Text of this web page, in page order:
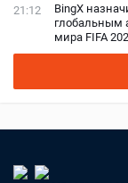
21:12
BingX
глобальным
мира FIFA